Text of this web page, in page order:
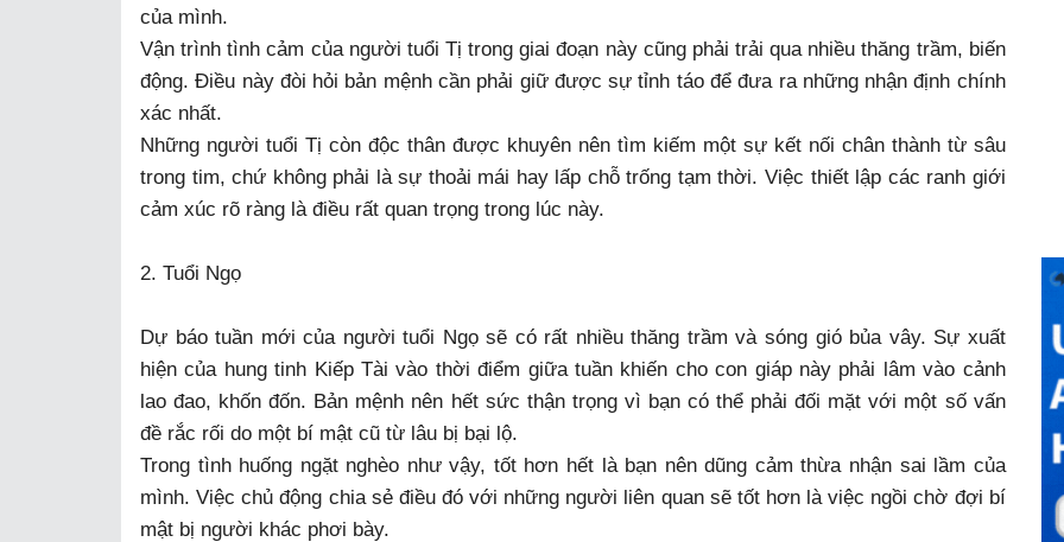
của mình.
Vận trình tình cảm của người tuổi Tị trong giai đoạn này cũng phải trải qua nhiều thăng trầm, biến
động. Điều này đòi hỏi bản mệnh cần phải giữ được sự tỉnh táo để đưa ra những nhận định chính
xác nhất.
Những người tuổi Tị còn độc thân được khuyên nên tìm kiếm một sự kết nối chân thành từ sâu
trong tim, chứ không phải là sự thoải mái hay lấp chỗ trống tạm thời. Việc thiết lập các ranh giới
cảm xúc rõ ràng là điều rất quan trọng trong lúc này.
2. Tuổi Ngọ
Dự báo tuần mới của người tuổi Ngọ sẽ có rất nhiều thăng trầm và sóng gió bủa vây. Sự xuất
hiện của hung tinh Kiếp Tài vào thời điểm giữa tuần khiến cho con giáp này phải lâm vào cảnh
lao đao, khốn đốn. Bản mệnh nên hết sức thận trọng vì bạn có thể phải đối mặt với một số vấn
đề rắc rối do một bí mật cũ từ lâu bị bại lộ.
Trong tình huống ngặt nghèo như vậy, tốt hơn hết là bạn nên dũng cảm thừa nhận sai lầm của
mình. Việc chủ động chia sẻ điều đó với những người liên quan sẽ tốt hơn là việc ngồi chờ đợi bí
mật bị người khác phơi bày.